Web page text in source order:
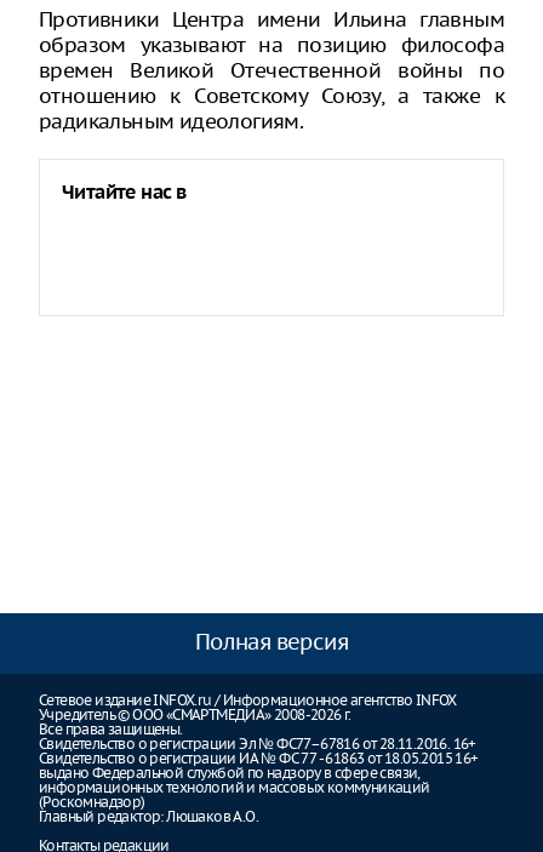
Противники Центра имени Ильина главным
образом указывают на позицию философа
времен Великой Отечественной войны по
отношению к Советскому Союзу, а также к
радикальным идеологиям.
Читайте нас в
Полная версия
Сетевое издание INFOX.ru / Информационное агентство INFOX
Учредитель © ООО «СМАРТМЕДИА» 2008-2026 г.
Все права защищены.
Свидетельство о регистрации Эл № ФС77–67816 от 28.11.2016. 16+
Свидетельство о регистрации ИА № ФС 77 - 61863 от 18.05.2015 16+
выдано Федеральной службой по надзору в сфере связи,
информационных технологий и массовых коммуникаций
(Роскомнадзор)
Главный редактор: Люшаков А.О.
Контакты редакции